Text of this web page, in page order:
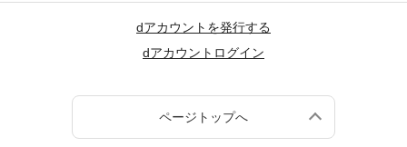
dアカウントを発行する
dアカウントログイン
ページトップへ